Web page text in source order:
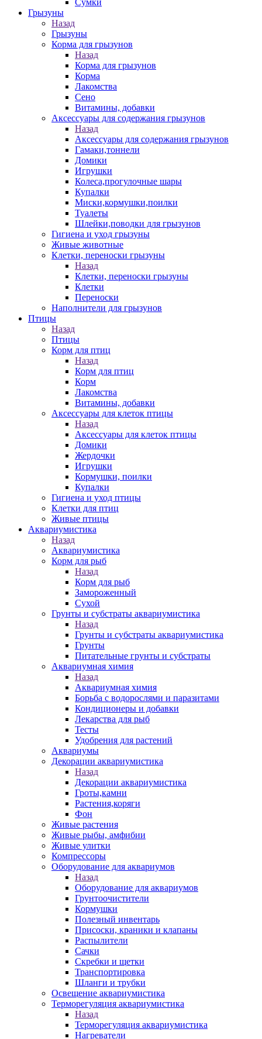
Сумки
Грызуны
Назад
Грызуны
Корма для грызунов
Назад
Корма для грызунов
Корма
Лакомства
Сено
Витамины, добавки
Аксессуары для содержания грызунов
Назад
Аксессуары для содержания грызунов
Гамаки,тоннели
Домики
Игрушки
Колеса,прогулочные шары
Купалки
Миски,кормушки,поилки
Туалеты
Шлейки,поводки для грызунов
Гигиена и уход грызуны
Живые животные
Клетки, переноски грызуны
Назад
Клетки, переноски грызуны
Клетки
Переноски
Наполнители для грызунов
Птицы
Назад
Птицы
Корм для птиц
Назад
Корм для птиц
Корм
Лакомства
Витамины, добавки
Аксессуары для клеток птицы
Назад
Аксессуары для клеток птицы
Домики
Жердочки
Игрушки
Кормушки, поилки
Купалки
Гигиена и уход птицы
Клетки для птиц
Живые птицы
Аквариумистика
Назад
Аквариумистика
Корм для рыб
Назад
Корм для рыб
Замороженный
Сухой
Грунты и субстраты аквариумистика
Назад
Грунты и субстраты аквариумистика
Грунты
Питательные грунты и субстраты
Аквариумная химия
Назад
Аквариумная химия
Борьба с водорослями и паразитами
Кондиционеры и добавки
Лекарства для рыб
Тесты
Удобрения для растений
Аквариумы
Декорации аквариумистика
Назад
Декорации аквариумистика
Гроты,камни
Растения,коряги
Фон
Живые растения
Живые рыбы, амфибии
Живые улитки
Компрессоры
Оборудование для аквариумов
Назад
Оборудование для аквариумов
Грунтоочистители
Кормушки
Полезный инвентарь
Присоски, краники и клапаны
Распылители
Сачки
Скребки и щетки
Транспортировка
Шланги и трубки
Освещение аквариумистика
Терморегуляция аквариумистика
Назад
Терморегуляция аквариумистика
Нагреватели